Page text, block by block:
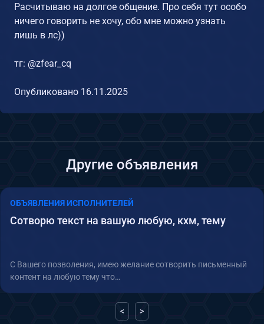
Расчитываю на долгое общение. Про себя тут особо
ничего говорить не хочу, обо мне можно узнать
лишь в лс))
тг: @zfear_cq
Опубликовано 16.11.2025
Другие объявления
ОБЪЯВЛЕНИЯ ИСПОЛНИТЕЛЕЙ
Сотворю текст на вашую любую, кхм, тему
С Вашего позволения, имею желание сотворить письменный
контент на любую тему что…
< >